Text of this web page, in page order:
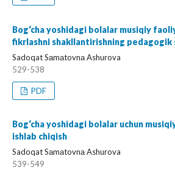
Bog‘cha yoshidagi bolalar musiqiy
fikrlashni shakllantirishning
Sadoqat Sаmаtovnа Ashurova
529-538
PDF
Bog‘cha yoshidagi bolalar uchun
ishlab chiqish
Sadoqat Sаmаtovnа Ashurova
539-549